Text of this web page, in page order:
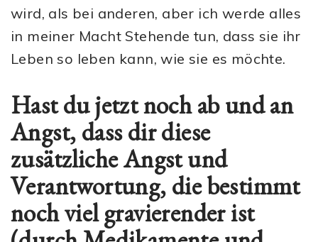
wird, als bei anderen, aber ich werde alles
in meiner Macht Stehende tun, dass sie ihr
Leben so leben kann, wie sie es möchte.
Hast du jetzt noch ab und an
Angst, dass dir diese
zusätzliche Angst und
Verantwortung, die bestimmt
noch viel gravierender ist